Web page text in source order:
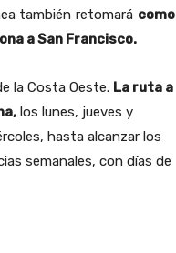
también retomará como
a San Francisco.
la Costa Oeste. La ruta a
los lunes, jueves y
hasta alcanzar los
semanales, con días de